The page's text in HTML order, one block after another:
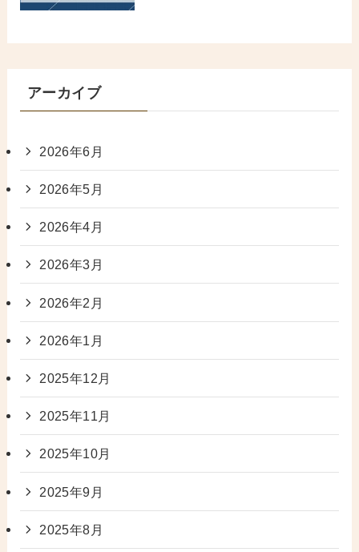
アーカイブ
2026年6月
2026年5月
2026年4月
2026年3月
2026年2月
2026年1月
2025年12月
2025年11月
2025年10月
2025年9月
2025年8月